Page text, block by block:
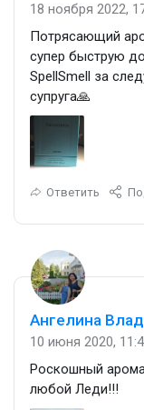
18 ноября 2022,
Потрясающий
супер быструю
SpellSmell за
супруга🙏
Ответить
Ангелина
10 июня 2020,
Роскошный
любой Леди!!!